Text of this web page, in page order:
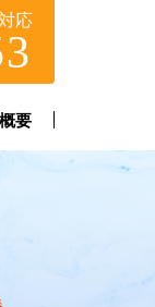
応
要